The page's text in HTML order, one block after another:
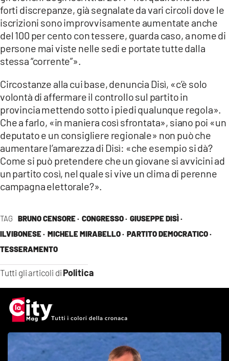
TAG BRUNO CENSORE · CONGRESSO · GIUSEPPE DISÌ ·
ILVIBONESE · MICHELE MIRABELLO · PARTITO DEMOCRATICO ·
TESSERAMENTO
Tutti gli articoli di Politica
forti discrepanze, già segnalate da vari circoli dove le
iscrizioni sono improvvisamente aumentate anche
del 100 per cento con tessere, guarda caso, a nome di
persone mai viste nelle sedi e portate tutte dalla
stessa “corrente”».
Circostanze alla cui base, denuncia Disì, «c’è solo
volontà di affermare il controllo sul partito in
provincia mettendo sotto i piedi qualunque regola».
Che a farlo, «in maniera così sfrontata», siano poi «un
deputato e un consigliere regionale» non può che
aumentare l’amarezza di Disì: «che esempio si dà?
Come si può pretendere che un giovane si avvicini ad
un partito così, nel quale si vive un clima di perenne
campagna elettorale?».